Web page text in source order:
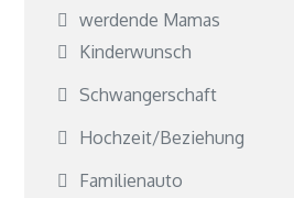
werdende Mamas
Kinderwunsch
Schwangerschaft
Hochzeit/Beziehung
Familienauto